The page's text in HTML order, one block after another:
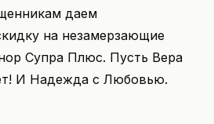
даем
на незамерзающие
Супра Плюс. Пусть Вера
И Надежда с Любовью.